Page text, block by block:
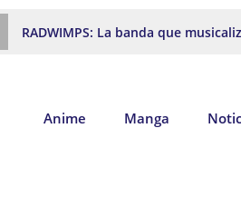
RADWIMPS: La banda que
Anime Manga